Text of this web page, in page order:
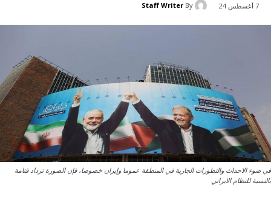
7 أغسطس 24 By
Staff Writer
في ضوء الاحداث والتطورات الجارية في المنطقة عموما وإيران خصوصا، فإن الصورة تزداد قتامة
بالنسبة للنظام الايراني